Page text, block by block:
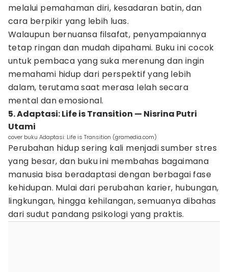
melalui pemahaman diri, kesadaran batin, dan
cara berpikir yang lebih luas.
Walaupun bernuansa filsafat, penyampaiannya
tetap ringan dan mudah dipahami. Buku ini cocok
untuk pembaca yang suka merenung dan ingin
memahami hidup dari perspektif yang lebih
dalam, terutama saat merasa lelah secara
mental dan emosional.
5. Adaptasi: Life is Transition — Nisrina Putri
Utami
cover buku Adaptasi: Life is Transition (gramedia.com)
Perubahan hidup sering kali menjadi sumber stres
yang besar, dan buku ini membahas bagaimana
manusia bisa beradaptasi dengan berbagai fase
kehidupan. Mulai dari perubahan karier, hubungan,
lingkungan, hingga kehilangan, semuanya dibahas
dari sudut pandang psikologi yang praktis.